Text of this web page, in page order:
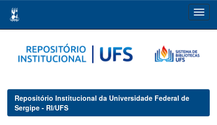
navigation
Repositório Institucional da Universidade Federal de
Sergipe - RI/UFS